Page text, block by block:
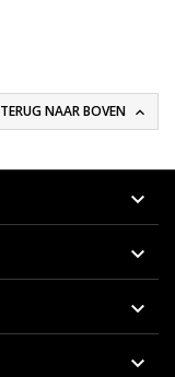
TERUG NAAR BOVEN 



